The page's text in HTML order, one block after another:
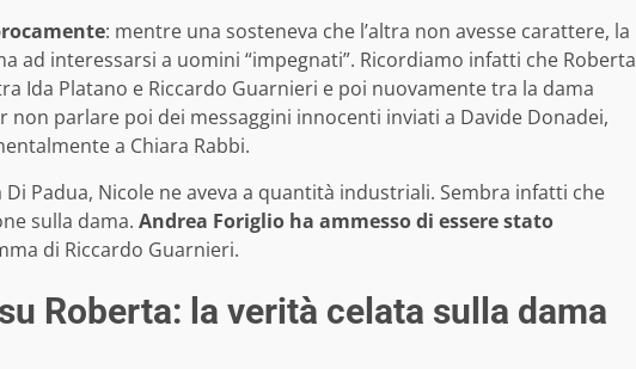
: mentre una sosteneva che l’altra non avesse carattere, la
ad interessarsi a uomini “impegnati”. Ricordiamo infatti che Roberta
Ida Platano e Riccardo Guarnieri e poi nuovamente tra la dama
non parlare poi dei messaggini innocenti inviati a Davide Donadei,
a Chiara Rabbi.
Padua, Nicole ne aveva a quantità industriali. Sembra infatti che
sulla dama. Andrea Foriglio ha ammesso di essere stato
di Riccardo Guarnieri.
Roberta: la verità celata sulla dama